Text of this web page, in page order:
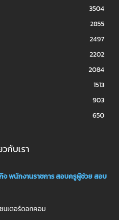
3504
2855
2497
2202
2084
1513
903
650
วกับเรา
จพนักงานราชการสอบครูผู้ช่วยสอบ
ซนเตอร์ดอทคอม